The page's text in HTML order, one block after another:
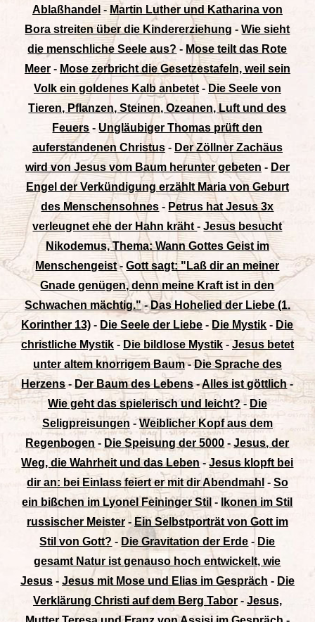
Ablaßhandel -Martin Luther und Katharina von
Bora streiten über die Kindererziehung -Wie sieht
die menschliche Seele aus? - Mose teilt das Rote
Meer- Mose zerbricht die Gesetzestafeln, weil sein
Volk ein goldenes Kalb anbetet-Die Seele von
Tieren, Pflanzen, Steinen, Ozeanen, Luft und des
Feuers -Ungläubiger Thomas prüft den
auferstandenen Christus- Der Zöllner Zachäus
wird von Jesus vom Baum herunter gebeten - Der
Engel der Verkündigung erzählt Maria von Geburt
des Menschensohnes - Petrus hat Jesus 3x
verleugnet ehe der Hahn kräht-Jesus besucht
Nikodemus, Thema: Wann Gottes Geist im
Menschengeist-Gott sagt: "Laß dir an meiner
Gnade genügen, denn meine Kraft ist in den
Schwachen mächtig."-Das Hohelied der Liebe (1.
Korinther 13) - Die Seele der Liebe - Die Mystik - Die
christliche Mystik-Die bildlose Mystik-Jesus betet
unter altem knorrigem Baum-Die Sprache des
Herzens-Der Baum des Lebens-Alles ist göttlich-
Wie geht das spielerisch und leicht?-Die
Seligpreisungen -Weiblicher Kopf aus dem
Regenbogen - Die Speisung der 5000 -Jesus, der
Weg, die Wahrheit und das Leben -Jesus klopft bei
dir an: bei Einlass feiert er mit dir Abendmahl - So
ein bißchen im Lyonel Feininger Stil -
Ikonen im Stil
russischer Meister-Ein Selbstporträt von Gott im
Stil von Gott? - Die Gravitation der Erde - Die
gesamt Natur ist genauso hoch entwickelt, wie
Jesus- Jesus mit Mose und Elias im Gespräch - Die
Verklärung Christi auf dem Berg Tabor- Jesus,